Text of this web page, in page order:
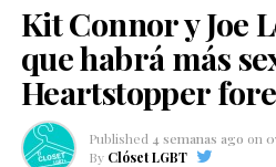
Kit Connor y Joe
que habrá más
Heartstopper
Published 4 semanas ago on
By Clóset LGBT